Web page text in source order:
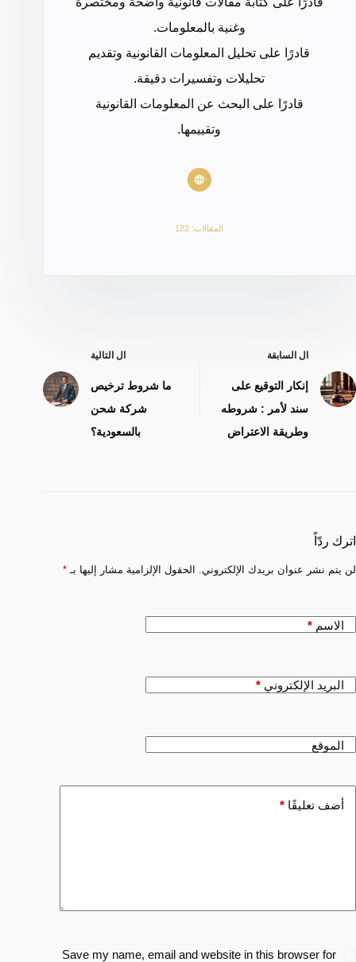
وغنية بالمعلومات.
قادرًا على تحليل المعلومات القانونية وتقديم
تحليلات وتفسيرات دقيقة.
قادرًا على البحث عن المعلومات القانونية
وتقييمها.
المقالات: 122
ال السابقة
إنكار التوقيع على
سند لأمر : شروطه
وطريقة الاعتراض
ال التالية
ما شروط ترخيص
شركة شحن
بالسعودية؟
اترك ردّاً
لن يتم نشر عنوان بريدك الإلكتروني. الحقول الإلزامية مشار إليها بـ *
الاسم *
البريد الإلكتروني *
الموقع
أضف تعليقًا *
Save my name, email and website in this browser for